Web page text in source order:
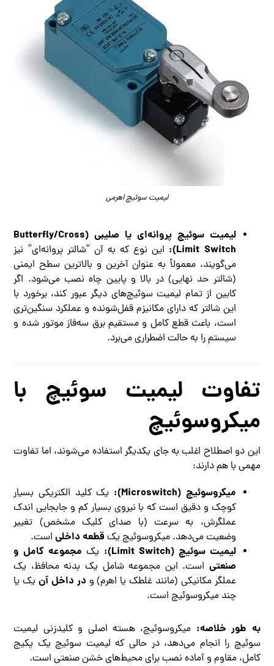
لیمیت سوئیچ اهرمی
لیمیت سوئیچ پروانه‌ای یا صلیبی (Butterfly/Cross
Limit Switch):
این نوع که به آن “شالتر پروانه‌ای” نیز
می‌گویند، معمولاً به عنوان آخرین و بالاترین سطح ایمنی
(شالتر حد نهایی) در بالا و پایین چاه نصب می‌شود. اگر
کابین از تمام لیمیت سوئیچ‌های دیگر عبور کند، برخورد با
این شالتر که دارای مکانیزم قفل‌شونده و عملکرد سنگین‌تری
است، باعث قطع کامل و مستقیم برق سه‌فاز موتور شده و
سیستم را به حالت اضطراری می‌برد.
تفاوت لیمیت سوئیچ با
میکروسوئیچ
این دو اصطلاح اغلب به جای یکدیگر استفاده می‌شوند، اما تفاوت
مهمی با هم دارند:
میکروسوئیچ (Microswitch):
یک کلید الکتریکی بسیار
کوچک و دقیق است که با نیروی بسیار کم و جابجایی اندک
عملگرش، به سرعت (با صدای کلیک مشخص) تغییر
وضعیت می‌دهد. میکروسوئیچ یک قطعه داخلی است.
لیمیت سوئیچ (Limit Switch): یک مجموعه کامل و
صنعتی است. این مجموعه شامل یک بدنه محافظ، یک
عملگر مکانیکی (مانند غلطک یا اهرم) و در داخل آنیک یا
چند میکروسوئیچ است.
به طور خلاصه: میکروسوئیچ، هسته اصلی و کلیدزنی لیمیت
سوئیچ را انجام می‌دهد، در حالی که لیمیت سوئیچ یک پکیج
کامل، مقاوم و آماده نصب برای محیط‌های خشن صنعتی است.